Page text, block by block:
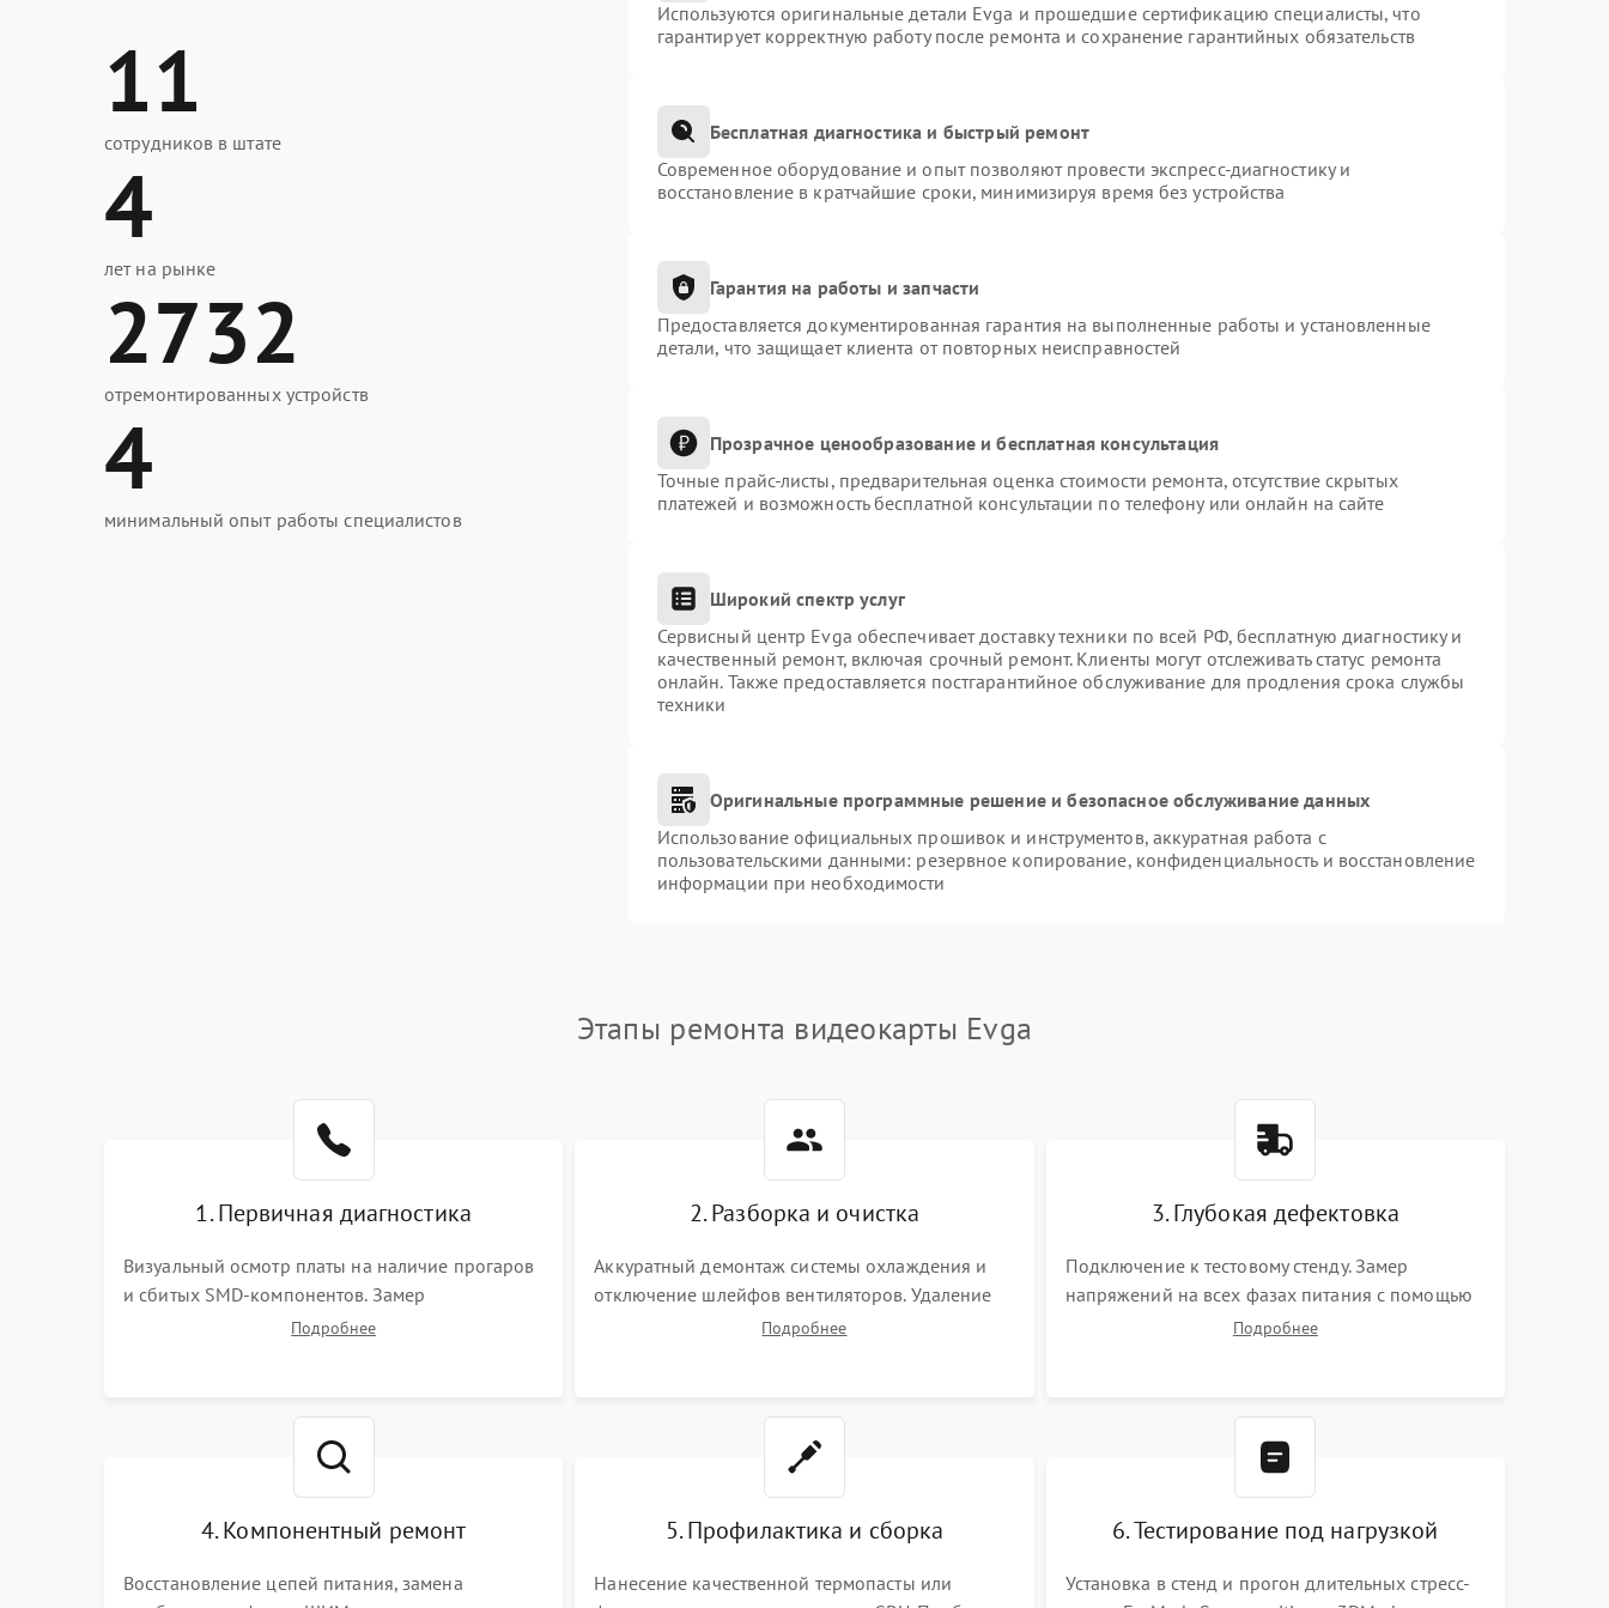
11
сотрудников в штате
4
лет на рынке
2732
отремонтированных устройств
4
минимальный опыт работы специалистов
Используются оригинальные детали Evga и прошедшие сертификацию специалисты, что
гарантирует корректную работу после ремонта и сохранение гарантийных обязательств
Бесплатная диагностика и быстрый ремонт
Современное оборудование и опыт позволяют провести экспресс-диагностику и
восстановление в кратчайшие сроки, минимизируя время без устройства
Гарантия на работы и запчасти
Предоставляется документированная гарантия на выполненные работы и установленные
детали, что защищает клиента от повторных неисправностей
Прозрачное ценообразование и бесплатная консультация
Точные прайс-листы, предварительная оценка стоимости ремонта, отсутствие скрытых
платежей и возможность бесплатной консультации по телефону или онлайн на сайте
Широкий спектр услуг
Сервисный центр Evga обеспечивает доставку техники по всей РФ, бесплатную диагностику и
качественный ремонт, включая срочный ремонт. Клиенты могут отслеживать статус ремонта
онлайн. Также предоставляется постгарантийное обслуживание для продления срока службы
техники
Оригинальные программные решение и безопасное обслуживание данных
Использование официальных прошивок и инструментов, аккуратная работа с
пользовательскими данными: резервное копирование, конфиденциальность и восстановление
информации при необходимости
Этапы ремонта видеокарты Evga
1. Первичная диагностика
Визуальный осмотр платы на наличие прогаров
и сбитых SMD-компонентов. Замер
сопротивлений на линиях питания PCI-E и
Подробнее
2. Разборка и очистка
Аккуратный демонтаж системы охлаждения и
отключение шлейфов вентиляторов. Удаление
старой термопасты с кристалла графического
Подробнее
3. Глубокая дефектовка
Подключение к тестовому стенду. Замер
напряжений на всех фазах питания с помощью
осциллографа. Проверка инициализации.
Подробнее
4. Компонентный ремонт
Восстановление цепей питания, замена
5. Профилактика и сборка
Нанесение качественной термопасты или
6. Тестирование под нагрузкой
Установка в стенд и прогон длительных стресс-